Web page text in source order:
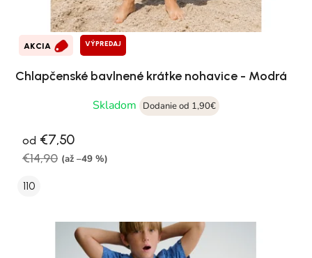
AKCIA VÝPREDAJ
Chlapčenské bavlnené krátke nohavice - Modrá
Skladom
Dodanie od 1,90€
od €7,50
€14,90 (až –49 %)
110